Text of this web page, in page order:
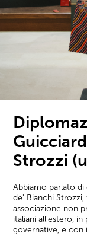
Strozzi
Abbiamo parlato
de' Bianchi
associazione non
italiani all'estero,
governative, e con